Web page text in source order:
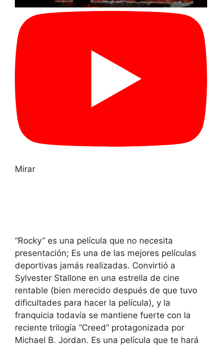
Mirar
“Rocky” es una película que no necesita
presentación; Es una de las mejores películas
deportivas jamás realizadas. Convirtió a
Sylvester Stallone en una estrella de cine
rentable (bien merecido después de que tuvo
dificultades para hacer la película), y la
franquicia todavía se mantiene fuerte con la
reciente trilogía “Creed” protagonizada por
Michael B. Jordan. Es una película que te hará